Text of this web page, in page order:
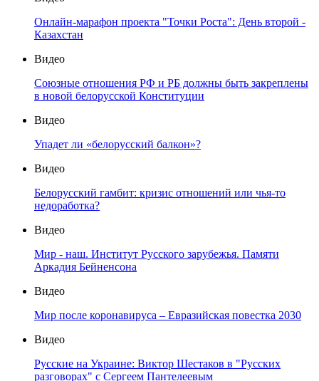
Онлайн-марафон проекта "Точки Роста": День второй -
Казахстан
Видео
Союзные отношения РФ и РБ должны быть закреплены
в новой белорусской Конституции
Видео
Упадет ли «белорусский балкон»?
Видео
Белорусский гамбит: кризис отношений или чья-то
недоработка?
Видео
Мир - наш. Институт Русского зарубежья. Памяти
Аркадия Бейненсона
Видео
Мир после коронавируса – Евразийская повестка 2030
Видео
Русские на Украине: Виктор Шестаков в "Русских
разговорах" с Сергеем Пантелеевым